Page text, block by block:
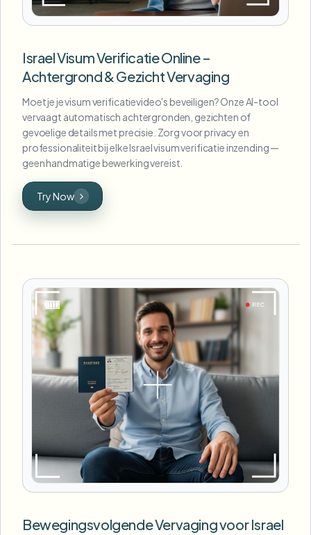
Israel Visum Verificatie Online –
Achtergrond & Gezicht Vervaging
Moet je je visum verificatievideo's beveiligen? Onze AI-tool
vervaagt automatisch achtergronden, gezichten of
gevoelige details met precisie. Zorg voor privacy en
professionaliteit bij elke Israel visum verificatie inzending —
geen handmatige bewerking vereist.
Try Now
Bewegingsvolgende Vervaging voor Israel